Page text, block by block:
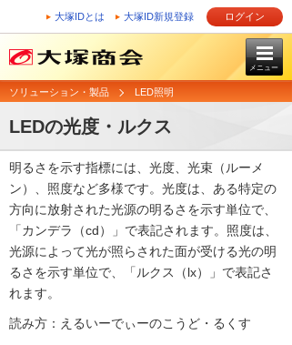
大塚IDとは 大塚ID新規登録 ログイン
メニュー
ソリューション・製品 LED照明
LEDの光度・ルクス
明るさを示す指標には、光度、光束（ルーメ
ン）、照度など多様です。光度は、ある特定の
方向に放射された光源の明るさを示す単位で、
「カンデラ（cd）」で表記されます。照度は、
光源によって光が照らされた面が受ける光の明
るさを示す単位で、「ルクス（lx）」で表記さ
れます。
読み方：えるいーでぃーのこうど・るくす